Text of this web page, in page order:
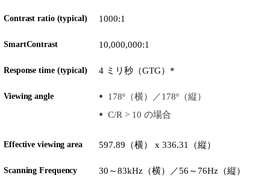
Contrast ratio (typical) 1000:1
SmartContrast 10,000,000:1
Response time (typical) 4 ミリ秒（GTG）*
Viewing angle
178º（横）／178º（縦）
C/R > 10 の場合
Effective viewing area 597.89（横） x 336.31（縦）
Scanning Frequency 30～83kHz（横）／56～76Hz（縦）